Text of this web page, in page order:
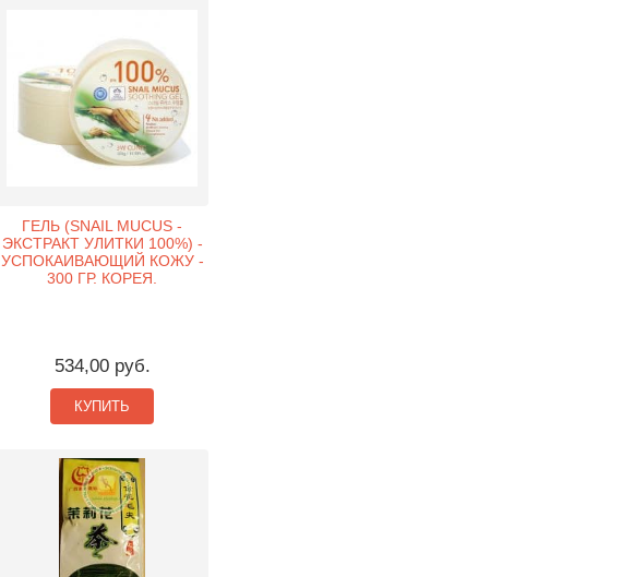
ГЕЛЬ (SNAIL MUCUS -
ЭКСТРАКТ УЛИТКИ 100%) -
УСПОКАИВАЮЩИЙ КОЖУ -
300 ГР. КОРЕЯ.
534,00 руб.
КУПИТЬ